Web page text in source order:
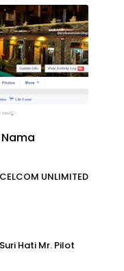
UNLIMITED
Hati Mr. Pilot